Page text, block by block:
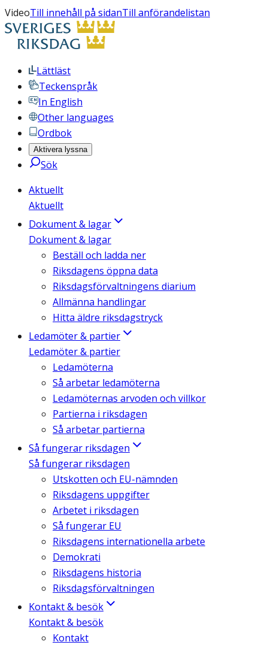
VideoTill innehåll på sidanTill anförandelistan
Lättläst
Teckenspråk
In English
Other languages
Ordbok
Aktivera lyssna
Sök
Aktuellt
Aktuellt
Dokument & lagar
Dokument & lagar
Beställ och ladda ner
Riksdagens öppna data
Riksdagsförvaltningens diarium
Allmänna handlingar
Hitta äldre riksdagstryck
Ledamöter & partier
Ledamöter & partier
Ledamöterna
Så arbetar ledamöterna
Ledamöternas arvoden och villkor
Partierna i riksdagen
Så arbetar partierna
Så fungerar riksdagen
Så fungerar riksdagen
Utskotten och EU-nämnden
Riksdagens uppgifter
Arbetet i riksdagen
Så fungerar EU
Riksdagens internationella arbete
Demokrati
Riksdagens historia
Riksdagsförvaltningen
Kontakt & besök
Kontakt & besök
Kontakt